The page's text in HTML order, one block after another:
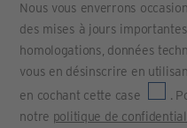
Nous vous enverrons
des mises à jours
homologations, données
vous en désinscrire en
en cochant cette case
.
notre politique de